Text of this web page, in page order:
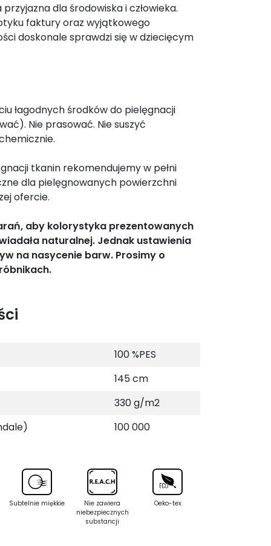
dla środowiska i człowieka.
faktury oraz wyjątkowego
doskonale sprawdzi się w dziecięcym
łagodnych środków do pielęgnacji
Nie prasować. Nie suszyć
tkanin rekomendujemy w pełni
dla pielęgnowanych powierzchni
ofercie.
aby kolorystyka prezentowanych
naturalnej. Jednak ustawienia
na nasycenie barw. Prosimy o
100 %PES
145 cm
330 g/m2
100 000
Subtelnie miękkie
Nie zawiera
niebezpiecznych
substancji
Oeko-tex